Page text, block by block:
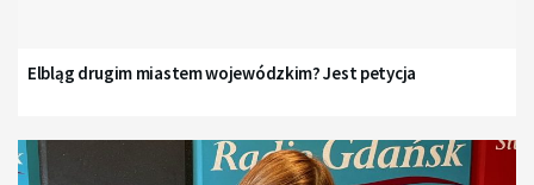
Elbląg drugim miastem wojewódzkim? Jest petycja